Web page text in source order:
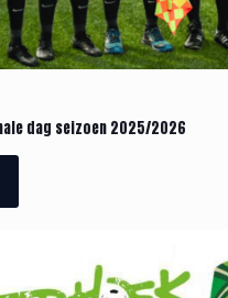
dag seizoen 2025/2026